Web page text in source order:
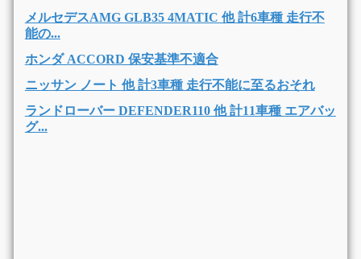
メルセデスAMG GLB35 4MATIC 他 計6車種 走行不
能の...
ホンダ ACCORD 保安基準不適合
ニッサン ノート 他 計3車種 走行不能に至るおそれ
ランドローバー DEFENDER110 他 計11車種 エアバッ
グ...